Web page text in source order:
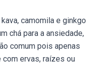
camomila e ginkgo
chá para a ansiedade,
comum pois apenas
com ervas, raízes ou